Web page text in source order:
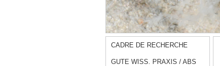
CADRE DE RECHERCHE
GUTE WISS. PRAXIS / ABS